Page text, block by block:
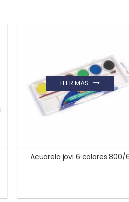
Acuarela jovi 6 colores 800/6
LEER MÁS